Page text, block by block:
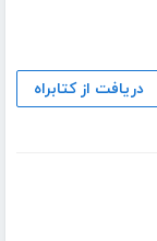
دریافت از کتابراه